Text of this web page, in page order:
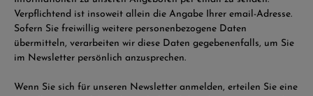
Verpflichtend ist insoweit allein die Angabe Ihrer email-Adresse.
Sofern Sie freiwillig weitere personenbezogene Daten
übermitteln, verarbeiten wir diese Daten gegebenenfalls, um Sie
im Newsletter persönlich anzusprechen.
Wenn Sie sich für unseren Newsletter anmelden, erteilen Sie eine